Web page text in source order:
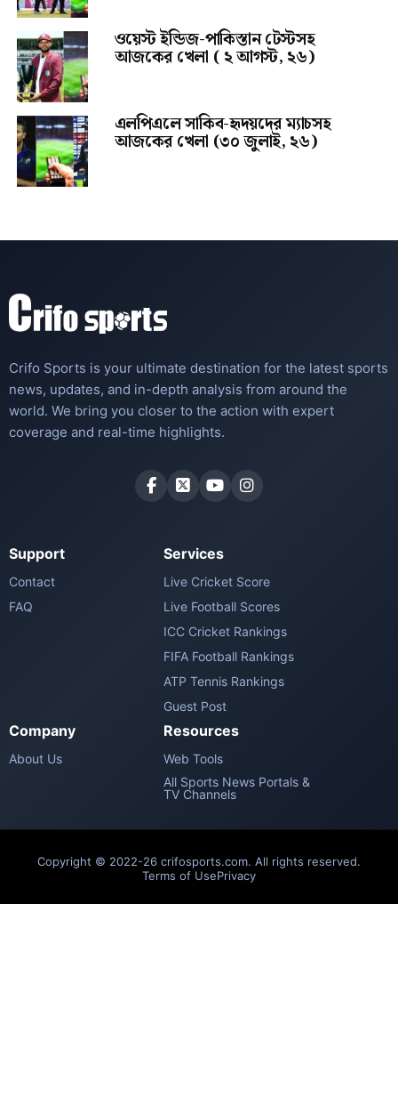
ওয়েস্ট ইন্ডিজ-পাকিস্তান টেস্টসহ
আজকের খেলা ( ২ আগস্ট, ২৬)
এলপিএলে সাকিব-হৃদয়দের ম্যাচসহ
আজকের খেলা (৩০ জুলাই, ২৬)
Crifo Sports is your ultimate destination for the latest sports
news, updates, and in-depth analysis from around the
world. We bring you closer to the action with expert
coverage and real-time highlights.
Support
Contact
FAQ
Services
Live Cricket Score
Live Football Scores
ICC Cricket Rankings
FIFA Football Rankings
ATP Tennis Rankings
Guest Post
Company
About Us
Resources
Web Tools
All Sports News Portals &
TV Channels
Copyright © 2022-26 crifosports.com. All rights reserved.
Terms of UsePrivacy